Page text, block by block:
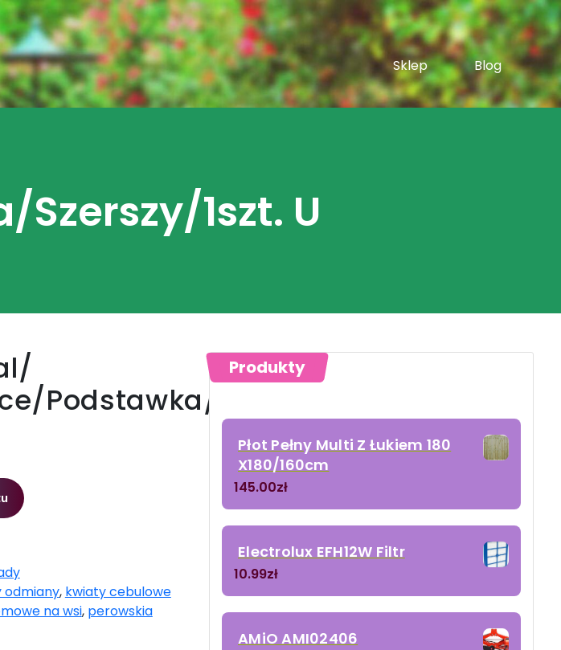
Sklep
Blog
1szt. U
Podstawka/Szerszy/1szt.
odmiany, kwiaty cebulowe
na wsi, perowskia
Produkty
Płot Pełny Multi Z Łukiem 180
X180/160cm
145.00zł
Electrolux EFH12W Filtr
10.99zł
AMiO AMI02406